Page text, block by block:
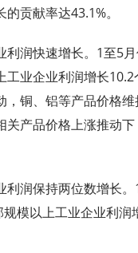
贡献率达43.1%。
润快速增长。1至5月
工业企业利润增长
，铜、铝等产品价格
关产品价格上涨推动
润保持两位数增长。
模以上工业企业利润